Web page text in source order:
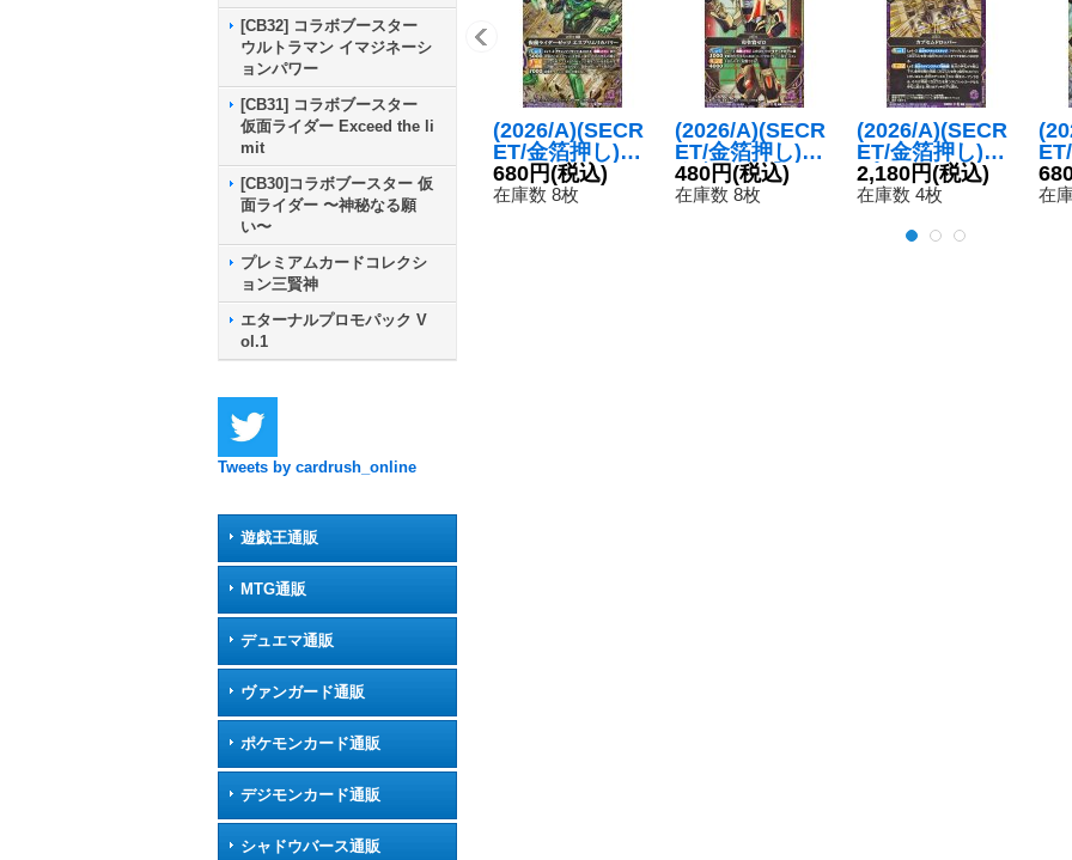
[CB32] コラボブースター
ウルトラマン イマジネーシ
ョンパワー
[CB31] コラボブースター
仮面ライダー Exceed the li
mit
[CB30]コラボブースター 仮
面ライダー 〜神秘なる願
い〜
プレミアムカードコレクシ
ョン三賢神
エターナルプロモパック V
ol.1
Tweets by cardrush_online
遊戯王通販
MTG通販
デュエマ通販
ヴァンガード通販
ポケモンカード通販
デジモンカード通販
シャドウバース通販
(2026/A)(SECR
ET/金箔押し)仮
面ライダーゼッ
ツエスプリムリ
680円(税込)
在庫数 8枚
(2026/A)(SECR
ET/金箔押し)司
令官ゼロ【C-S
EC】{26RSD07
480円(税込)
在庫数 8枚
(2026/A)(SECR
ET/金箔押し)カ
プセムドロッパ
ー【C-SEC】{2
《紫》
2,180円(税込)
在庫数 4枚
面
ツ
在